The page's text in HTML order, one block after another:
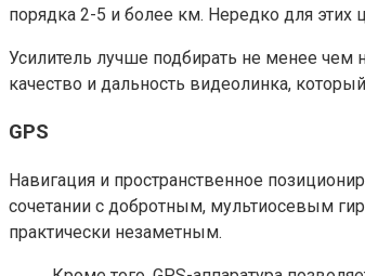
порядка 2-5 и более км. Нередко для этих
Усилитель лучше подбирать не менее чем
качество и дальность видеолинка,
GPS
Навигация и пространственное
сочетании с добротным, мультиосевым
практически незаметным.